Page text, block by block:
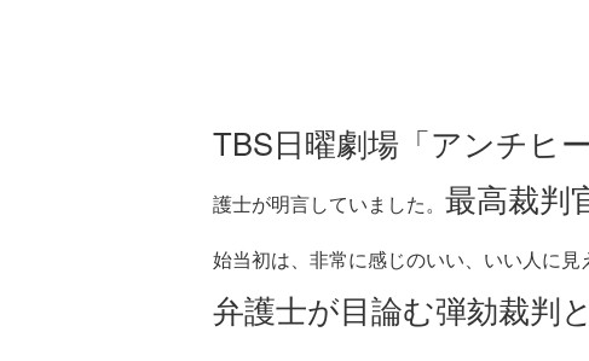
TBS日曜劇場「アンチヒー
護士が明言していました。 最高裁判
始当初は、非常に感じのいい、いい人に見
弁護士が目論む弾劾裁判